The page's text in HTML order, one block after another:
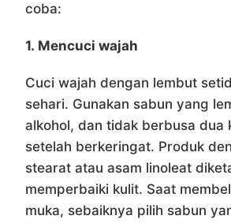
coba:
1. Mencuci wajah
Cuci wajah dengan lembut
sehari. Gunakan sabun yang
alkohol, dan tidak berbusa dua
setelah berkeringat. Produk
stearat atau asam linoleat
memperbaiki kulit. Saat
muka, sebaiknya pilih sabun